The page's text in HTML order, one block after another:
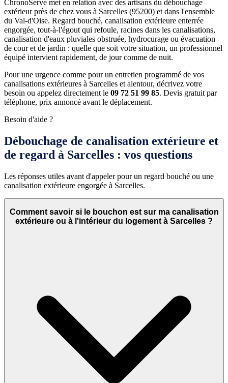
ChronoServe met en relation avec des artisans du débouchage
extérieur près de chez vous à Sarcelles (95200) et dans l'ensemble
du Val-d'Oise. Regard bouché, canalisation extérieure enterrée
engorgée, tout-à-l'égout qui refoule, racines dans les canalisations,
canalisation d'eaux pluviales obstruée, hydrocurage ou évacuation
de cour et de jardin : quelle que soit votre situation, un professionnel
équipé intervient rapidement, de jour comme de nuit.
Pour une urgence comme pour un entretien programmé de vos
canalisations extérieures à Sarcelles et alentour, décrivez votre
besoin ou appelez directement le 09 72 51 99 85. Devis gratuit par
téléphone, prix annoncé avant le déplacement.
Besoin d'aide ?
Débouchage de canalisation extérieure et
de regard à Sarcelles : vos questions
Les réponses utiles avant d'appeler pour un regard bouché ou une
canalisation extérieure engorgée à Sarcelles.
Comment savoir si le bouchon est sur ma canalisation
extérieure ou à l'intérieur du logement à Sarcelles ?